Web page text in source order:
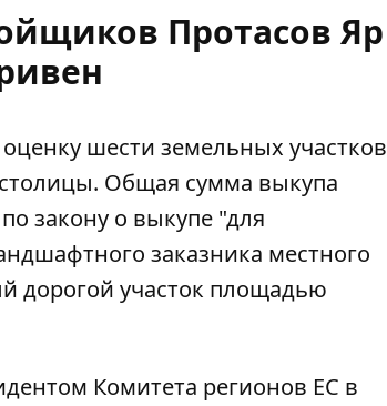
Протасов Яр
шести земельных участков
Общая сумма выкупа
закону о выкупе "для
заказника местного
дорогой участок площадью
Комитета регионов ЕС в